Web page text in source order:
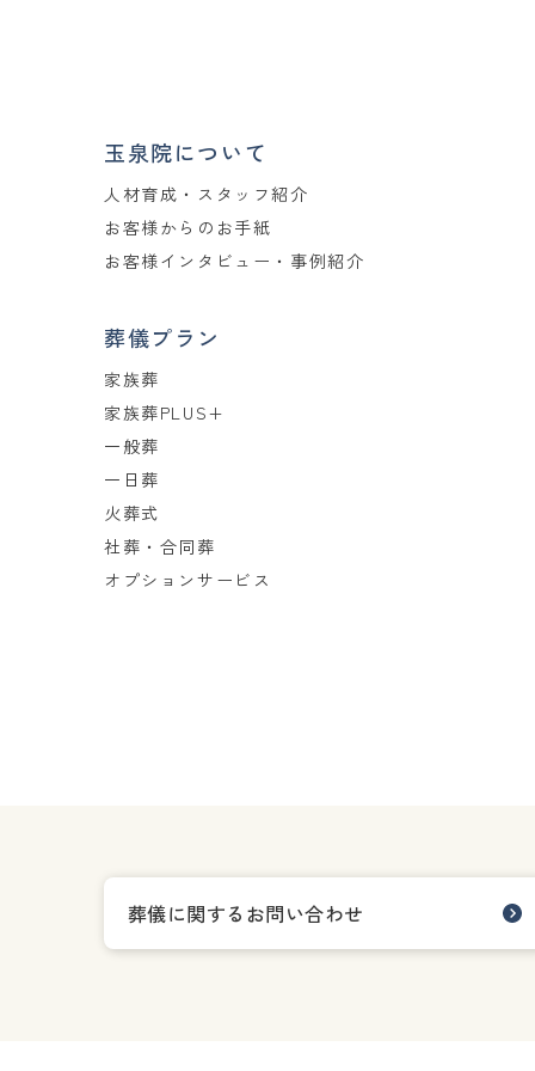
玉泉院について
人材育成・スタッフ紹介
お客様からのお手紙
お客様インタビュー・事例紹介
葬儀プラン
家族葬
家族葬PLUS+
一般葬
一日葬
火葬式
社葬・合同葬
オプションサービス
葬儀に関するお問い合わせ